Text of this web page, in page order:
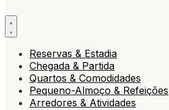
Reservas & Estadia
Chegada & Partida
Quartos & Comodidades
Pequeno-Almoço & Refeições
Arredores & Atividades